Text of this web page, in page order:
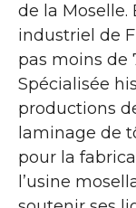
de la Moselle.
industriel de
pas moins de
Spécialisée
productions
laminage de
pour la
l’usine